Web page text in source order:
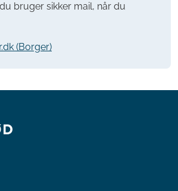
bruger sikker mail, når du
(Borger)